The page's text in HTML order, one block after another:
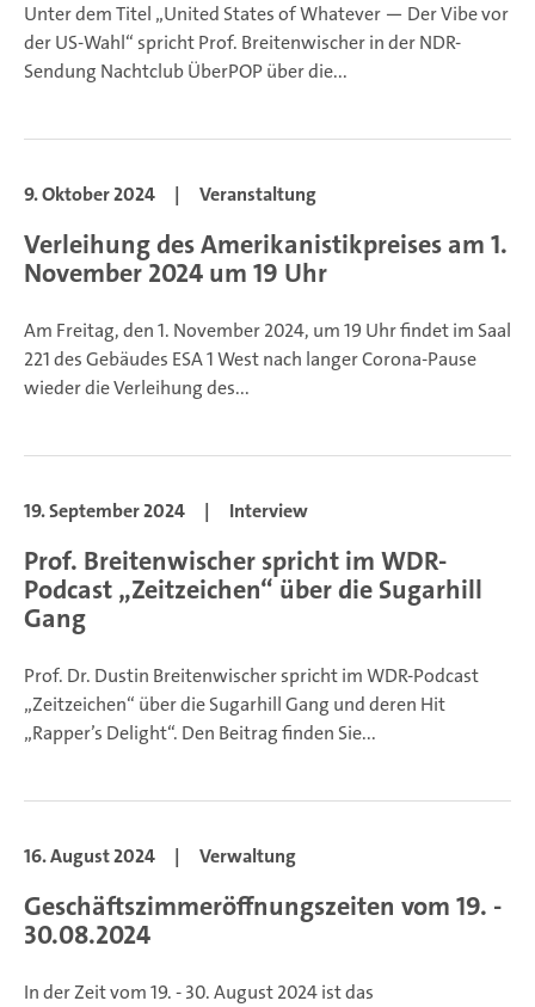
Unter dem Titel „United States of Whatever — Der Vibe vor
der US-Wahl“ spricht Prof. Breitenwischer in der NDR-
Sendung Nachtclub ÜberPOP über die...
9. Oktober 2024 | Veranstaltung
Verleihung des Amerikanistikpreises am 1.
November 2024 um 19 Uhr
Am Freitag, den 1. November 2024, um 19 Uhr findet im Saal
221 des Gebäudes ESA 1 West nach langer Corona-Pause
wieder die Verleihung des...
19. September 2024 | Interview
Prof. Breitenwischer spricht im WDR-
Podcast „Zeitzeichen“ über die Sugarhill
Gang
Prof. Dr. Dustin Breitenwischer spricht im WDR-Podcast
„Zeitzeichen“ über die Sugarhill Gang und deren Hit
„Rapper’s Delight“. Den Beitrag finden Sie...
16. August 2024 | Verwaltung
Geschäftszimmeröffnungszeiten vom 19. -
30.08.2024
In der Zeit vom 19. - 30. August 2024 ist das